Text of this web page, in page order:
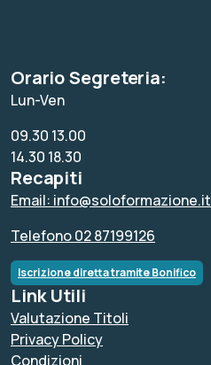
Orario Segreteria:
Lun-Ven
09.30 13.00
14.30 18.30
Recapiti
Email: info@soloformazione.it
Telefono 02 87199126
Iscrizione diretta tramite Bonifico
Link Utili
Valutazione Titoli
Privacy Policy
Condizioni